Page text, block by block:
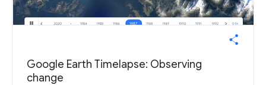
Google Earth Timelapse: Observing
change